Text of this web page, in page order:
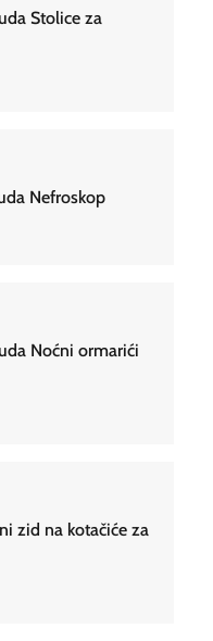
Stolice za
Nefroskop
Noćni ormarići
zid na kotačiće za